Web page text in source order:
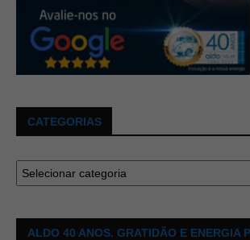
CATEGORIAS
ALDO 40 ANOS. GRATIDÃO E ENERGIA